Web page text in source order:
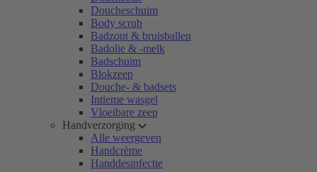
Doucheschuim
Body scrub
Badzout & bruisballen
Badolie & -melk
Badschuim
Blokzeep
Douche- & badsets
Intieme wasgel
Vloeibare zeep
Handverzorging
Alle weergeven
Handcrème
Handdesinfectie